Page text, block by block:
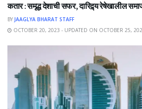
कतार : समृद्ध देशाची सफर, दारिद्र्य रेषेखालील
BY JAAGLYA BHARAT STAFF
OCTOBER 20, 2023 - UPDATED ON OCTOBER 25,